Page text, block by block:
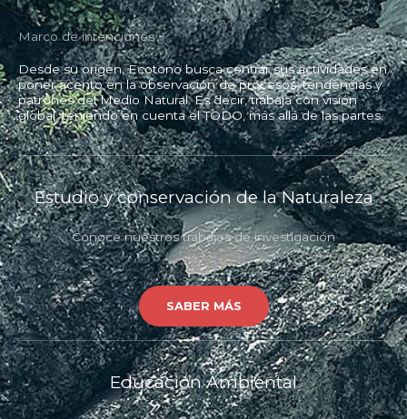
Marco de intenciones
Desde su origen, Ecotono busca centrar sus actividades en
poner acento en la observación de procesos, tendencias y
patrones del Medio Natural. Es decir, trabaja con visión
global, teniendo en cuenta el TODO, más allá de las partes.
Estudio y conservación de la Naturaleza
Conoce nuestros trabajos de investigación
SABER MÁS
Educación Ambiental